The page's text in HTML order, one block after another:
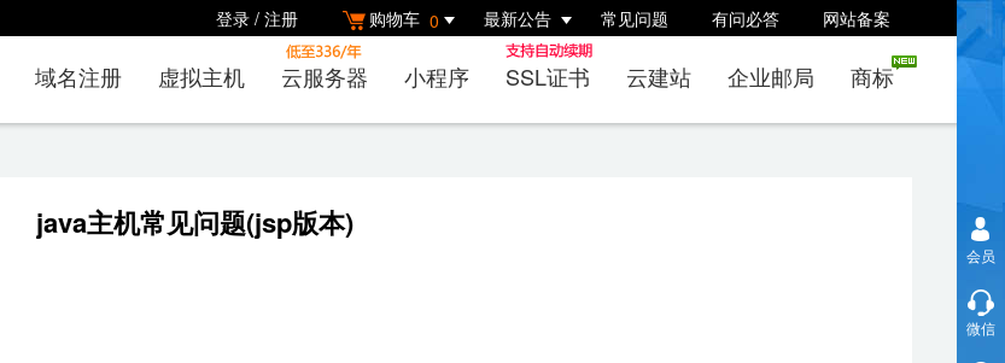
登录 / 注册 购物车 0 最新公告 常见问题 有问必答 网站备案
域名注册 虚拟主机 云服务器 小程序 SSL证书 云建站 企业邮局 商标
java主机常见问题(jsp版本)
会员
微信